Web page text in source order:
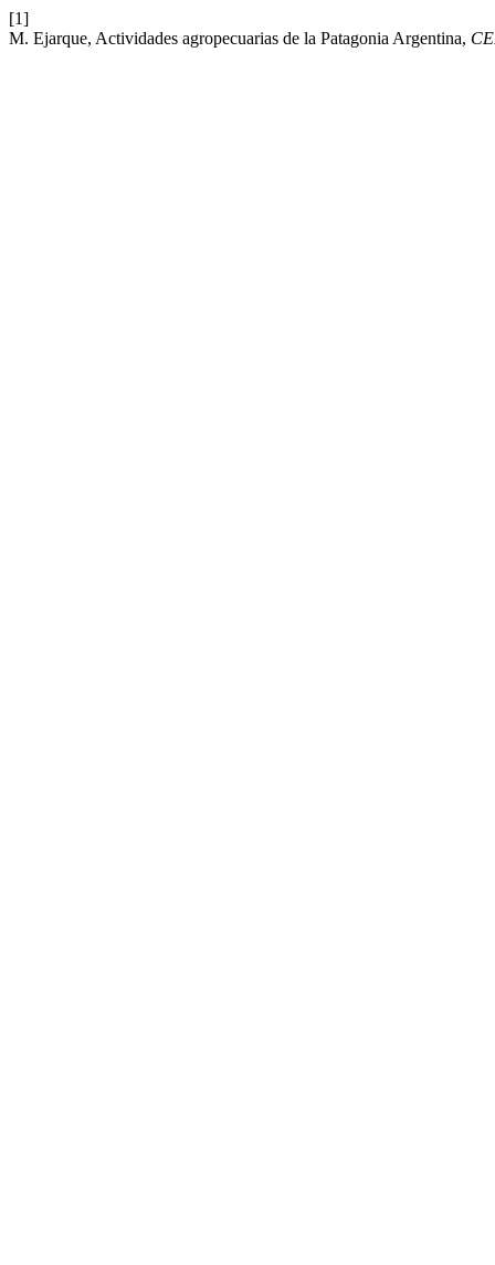
[1]
M. Ejarque, Actividades agropecuarias de la Patagonia Argentina,